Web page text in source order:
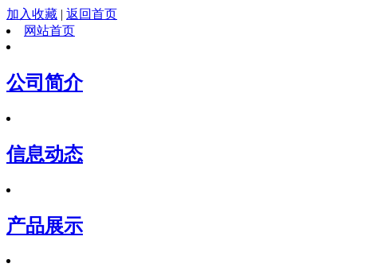
加入收藏 | 返回首页
网站首页
公司简介
信息动态
产品展示